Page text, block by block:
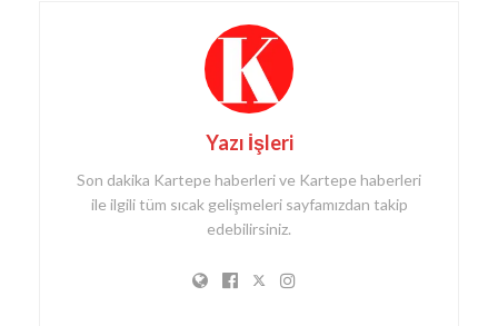
Yazı İşleri
Son dakika Kartepe haberleri ve Kartepe haberleri
ile ilgili tüm sıcak gelişmeleri sayfamızdan takip
edebilirsiniz.